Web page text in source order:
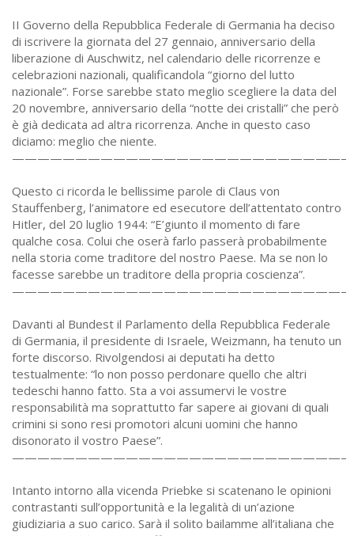
II Governo della Repubblica Federale di Germania ha deciso
di iscrivere la giornata del 27 gennaio, anniversario della
liberazione di Auschwitz, nel calendario delle ricorrenze e
celebrazioni nazionali, qualificandola “giorno del lutto
nazionale”. Forse sarebbe stato meglio scegliere la data del
20 novembre, anniversario della “notte dei cristalli” che però
è già dedicata ad altra ricorrenza. Anche in questo caso
diciamo: meglio che niente.
——————————————————————————–
Questo ci ricorda le bellissime parole di Claus von
Stauffenberg, l’animatore ed esecutore dell’attentato contro
Hitler, del 20 luglio 1944: “E’giunto il momento di fare
qualche cosa. Colui che oserà farlo passerà probabilmente
nella storia come traditore del nostro Paese. Ma se non lo
facesse sarebbe un traditore della propria coscienza”.
——————————————————————————–
Davanti al Bundest il Parlamento della Repubblica Federale
di Germania, il presidente di Israele, Weizmann, ha tenuto un
forte discorso. Rivolgendosi ai deputati ha detto
testualmente: “lo non posso perdonare quello che altri
tedeschi hanno fatto. Sta a voi assumervi le vostre
responsabilità ma soprattutto far sapere ai giovani di quali
crimini si sono resi promotori alcuni uomini che hanno
disonorato il vostro Paese”.
——————————————————————————–
Intanto intorno alla vicenda Priebke si scatenano le opinioni
contrastanti sull’opportunità e la legalità di un’azione
giudiziaria a suo carico. Sarà il solito bailamme all’italiana che